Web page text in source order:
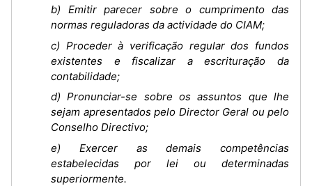
b) Emitir parecer sobre o cumprimento das
normas reguladoras da actividade do CIAM;
c) Proceder à verificação regular dos fundos
existentes e fiscalizar a escrituração da
contabilidade;
d) Pronunciar-se sobre os assuntos que lhe
sejam apresentados pelo Director Geral ou pelo
Conselho Directivo;
e) Exercer as demais competências
estabelecidas por lei ou determinadas
superiormente.